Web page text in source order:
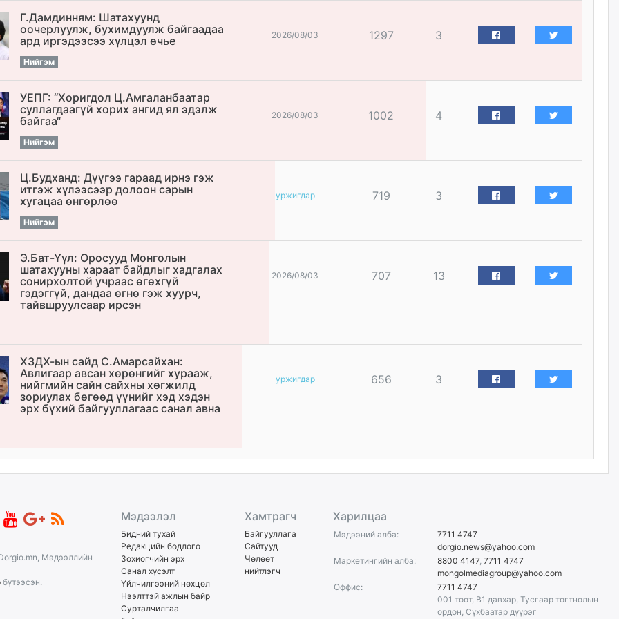
үйлчилгээний ажилтнуудын
холбоотой ГОМДОЛ их байгааг
дурдлаа
Өмгөөлөгч Б.Оюунбилэг:
хууль хяналтын байгууллагаар
шалгуулж, торны цаана
Д.Амарбаясгалан:
Шатахууныхаа 97 хувийг нэг
Худалдагч Н.Амарзаяа:
Дэлгүүрийн 32 хуудастай
АИ-92 шатахууны нийлүүлэлт
тасралтгүй үргэлжилж байна
I ангийн цахим бүртгэл энэ
сарын 17-ноос эхэлнэ
өчигдѳр
Үндсэн хууль зөрчсөн
Х.Булгантуяа, үндэсний эв
Г.Дамдинням: Шатахуунд
оочерлуулж, бухимдуулж байгаадаа
ард иргэдээсээ хүлцэл өчье
Нийгэм
2026/08/03 1297 3
УЕПГ: “Хоригдол Ц.Амгаланбаатар
cуллагдаагүй хорих ангид ял эдэлж
байгаа“
Нийгэм
2026/08/03 1002 4
Ц.Будханд: Дүүгээ гараад ирнэ гэж
итгэж хүлээсээр долоон сарын
хугацаа өнгөрлөө
Нийгэм
уржигдар 719 3
Э.Бат-Үүл: Оросууд Монголын
шатахууны хараат байдлыг хадгалах
сонирхолтой учраас өгөхгүй
гэдэггүй, дандаа өгнө гэж хуурч,
тайвшруулсаар ирсэн
2026/08/03 707 13
ХЗДХ-ын сайд С.Амарсайхан:
Авлигаар авсан хөрөнгийг хурааж,
нийгмийн сайн сайхны хөгжилд
зориулах бөгөөд үүнийг хэд хэдэн
эрх бүхий байгууллагаас санал авна
уржигдар 656 3
Мэдээллийн
бүтээсэн.
Мэдээлэл
Бидний тухай
Редакцийн бодлого
Зохиогчийн эрх
Санал хүсэлт
Үйлчилгээний нөхцөл
Нээлттэй ажлын байр
Сурталчилгаа
Хамтрагч
Байгууллага
Сайтууд
Чөлөөт
нийтлэгч
Харилцаа
Мэдээний алба:
7711 4747
dorgio.news@yahoo.com
Маркетингийн алба:
8800 4147, 7711 4747
mongolmediagroup@yahoo.com
Оффис:
7711 4747
001 тоот, B1 давхар, Тусгаар тогтнолын
ордон, Сүхбаатар дүүрэг